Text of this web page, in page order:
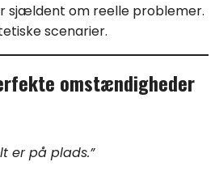
sjældent om reelle problemer.
scenarier.
omstændigheder
er på plads.”